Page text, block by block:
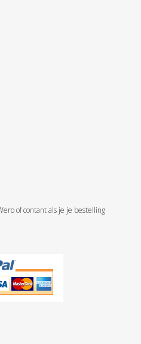
of contant als je je bestelling